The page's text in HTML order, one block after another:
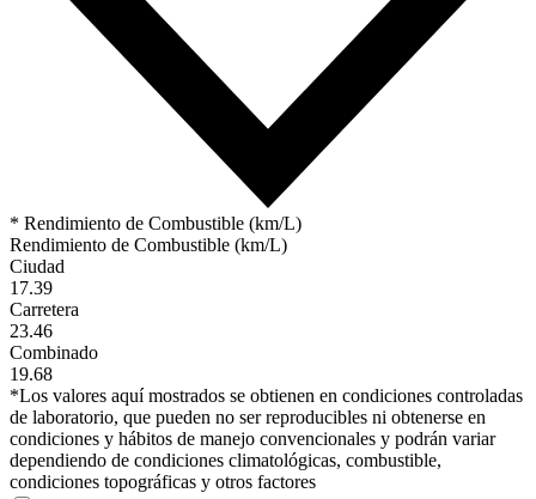
* Rendimiento de Combustible (km/L)
Rendimiento de Combustible (km/L)
Ciudad
17.39
Carretera
23.46
Combinado
19.68
*Los valores aquí mostrados se obtienen en condiciones controladas
de laboratorio, que pueden no ser reproducibles ni obtenerse en
condiciones y hábitos de manejo convencionales y podrán variar
dependiendo de condiciones climatológicas, combustible,
condiciones topográficas y otros factores